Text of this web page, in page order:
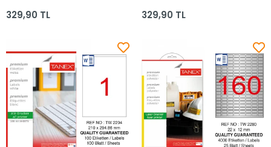
329,90 TL 329,90 TL